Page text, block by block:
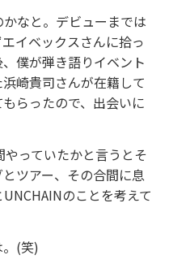
なと。デビューまでは
イベックスさんに拾っ
僕が弾き語りイベント
崎貴司さんが在籍して
らったので、出会いに
っていたかと言うとそ
ツアー、その合間に息
のことを考えて
(笑)